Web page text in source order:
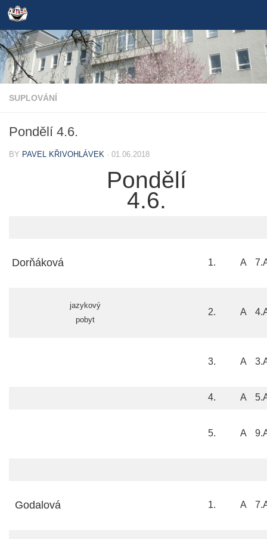
Skip to content
SUPLOVÁNÍ
Pondělí 4.6.
BY PAVEL KŘIVOHLÁVEK · 01.06.2018
Pondělí
4.6.
Dorňáková 1. A
jazykový
pobyt
2. A
3. A
4. A
5. A
Godalová 1. A